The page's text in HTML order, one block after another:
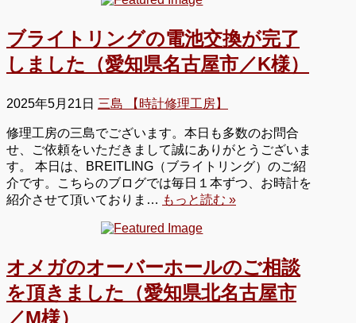
ブライトリングの電池交換が完了
しました（愛知県名古屋市／K様）
2025年5月21日 三島 【時計修理工房】
修理工房の三島でございます。本日も多数のお問合
せ、ご依頼をいただきまして誠にありがとうございま
す。 本日は、BREITLING（ブライトリング）のご紹
介です。こちらのブログでは毎日１本ずつ、お時計を
紹介させて頂いておりま… もっと読む »
オメガのオーバーホールのご相談
を頂きました（愛知県北名古屋市
／M様）